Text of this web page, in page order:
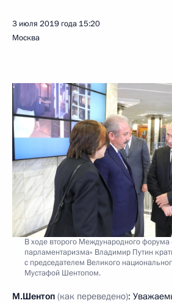
3 июля 2019 года 15:20
Москва
В ходе второго Международного форума
парламентаризма» Владимир Путин
с председателем Великого
Мустафой Шентопом.
М.Шентоп (как переведено):